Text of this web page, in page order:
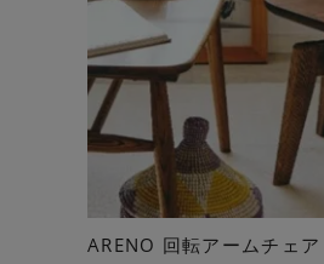
ARENO 回転アームチェア